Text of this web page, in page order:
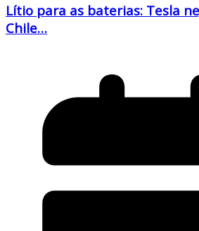
Lítio para as baterias: Tesla
Chile…